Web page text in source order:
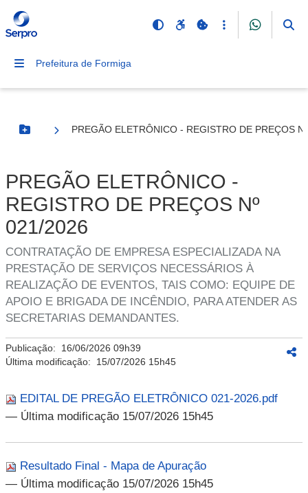
Prefeitura de Formiga
Botão Menu
PREGÃO ELETRÔNICO - REGISTRO DE PREÇOS
PREGÃO ELETRÔNICO -
REGISTRO DE PREÇOS Nº
021/2026
CONTRATAÇÃO DE EMPRESA ESPECIALIZADA NA
PRESTAÇÃO DE SERVIÇOS NECESSÁRIOS À
REALIZAÇÃO DE EVENTOS, TAIS COMO: EQUIPE DE
APOIO E BRIGADA DE INCÊNDIO, PARA ATENDER AS
SECRETARIAS DEMANDANTES.
Publicação: 16/06/2026 09h39
Última modificação: 15/07/2026 15h45
EDITAL DE PREGÃO ELETRÔNICO 021-2026.pdf
— Última modificação 15/07/2026 15h45
Resultado Final - Mapa de Apuração
— Última modificação 15/07/2026 15h45